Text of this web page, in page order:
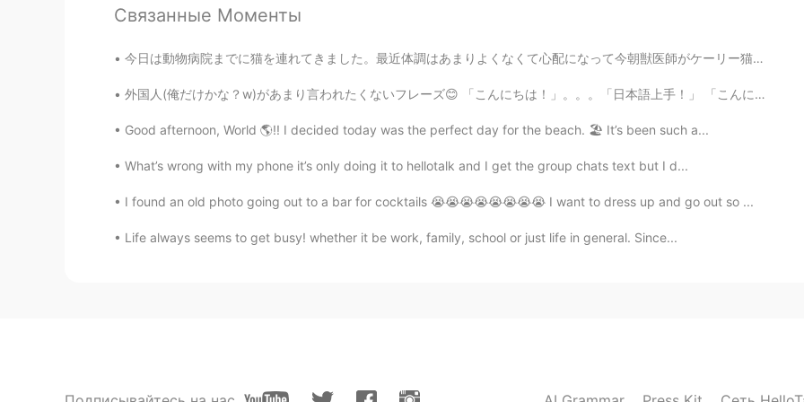
CN EN
@lucky 王乐乐 OK👌👌👌👌
EN KM CN JP
@not widely love
Связанные Моменты
今日は動物病院までに猫を連れてきました。最近体調はあまりよくなくて心配になって今朝獣医師がケーリー猫女王様を審査してもらいました。 あまり細かく書かないですがお尻の問題にかかっています。獣医師...
外国人(俺だけかな？w)があまり言われたくないフレーズ😊 「こんにちは！」。。。「日本語上手！」 「こんにちは！」と言うだけで、「おー、日本語上手！」と言われたくない外国人が多い。子供なら、...
Good afternoon, World 🌎!! I decided today was the perfect day for the beach. 🏖 It’s been such a...
What’s wrong with my phone it’s only doing it to hellotalk and I get the group chats text but I d...
I found an old photo going out to a bar for cocktails 😭😭😭😭😭😭😭😭 I want to dress up and go out so ...
Life always seems to get busy! whether it be work, family, school or just life in general. Since...